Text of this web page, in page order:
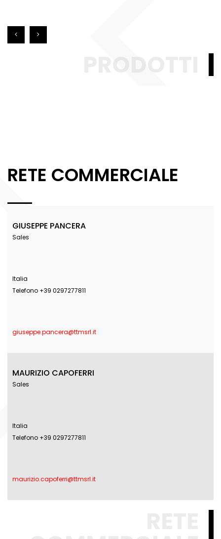
RETE COMMERCIALE
GIUSEPPE PANCERA
Sales
Italia
Telefono +39 0297277811
giuseppe.pancera@ttmsrl.it
MAURIZIO CAPOFERRI
Sales
Italia
Telefono +39 0297277811
maurizio.capoferri@ttmsrl.it